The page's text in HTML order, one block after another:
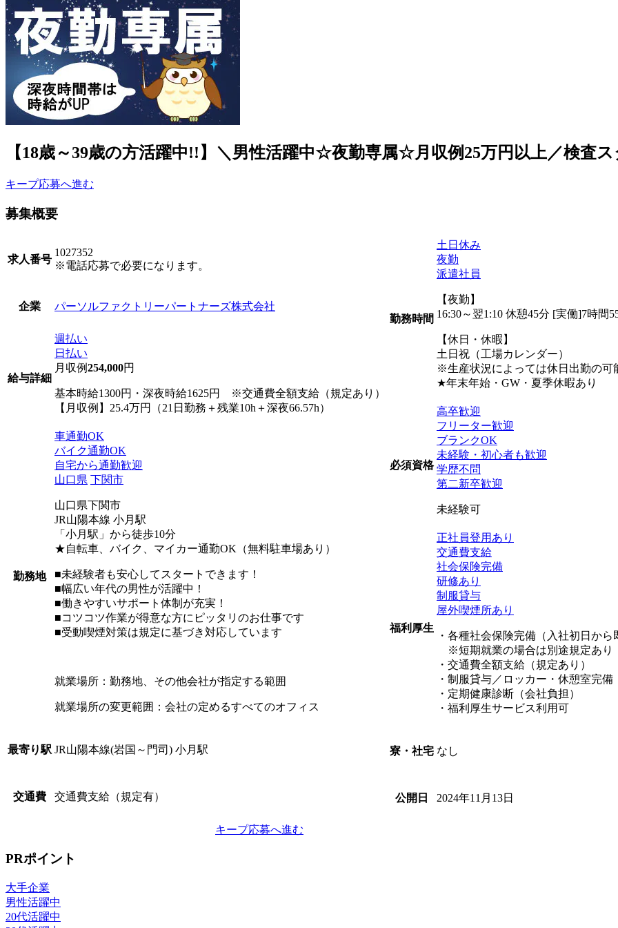
【18歳～39歳の方活躍中!!】＼男性活躍中☆夜勤専属☆月収例25万円以上／検査ス
キープ応募へ進む
募集概要
求人番号
1027352
※電話応募で必要になります。
企業 パーソルファクトリーパートナーズ株式会社
給与詳細
週払い
日払い
月収例254,000円
基本時給1300円・深夜時給1625円 ※交通費全額支給（規定あり）
【月収例】25.4万円（21日勤務＋残業10h＋深夜66.57h）
勤務地
車通勤OK
バイク通勤OK
自宅から通勤歓迎
山口県 下関市
山口県下関市
JR山陽本線 小月駅
「小月駅」から徒歩10分
★自転車、バイク、マイカー通勤OK（無料駐車場あり）
■未経験者も安心してスタートできます！
■幅広い年代の男性が活躍中！
■働きやすいサポート体制が充実！
■コツコツ作業が得意な方にピッタリのお仕事です
■受動喫煙対策は規定に基づき対応しています
就業場所：勤務地、その他会社が指定する範囲
就業場所の変更範囲：会社の定めるすべてのオフィス
最寄り駅 JR山陽本線(岩国～門司) 小月駅
交通費 交通費支給（規定有）
勤務時間
土日休み
夜勤
派遣社員
【夜勤】
16:30～翌1:10 休憩45分 [実働]7時間
【休日・休暇】
土日祝（工場カレンダー）
※生産状況によっては休日出勤の可
★年末年始・GW・夏季休暇あり
必須資格
高卒歓迎
フリーター歓迎
ブランクOK
未経験・初心者も歓迎
学歴不問
第二新卒歓迎
未経験可
福利厚生
正社員登用あり
交通費支給
社会保険完備
研修あり
制服貸与
屋外喫煙所あり
・各種社会保険完備（入社初日から
※短期就業の場合は別途規定あり
・交通費全額支給（規定あり）
・制服貸与／ロッカー・休憩室完備
・定期健康診断（会社負担）
・福利厚生サービス利用可
寮・社宅 なし
公開日 2024年11月13日
キープ応募へ進む
PRポイント
大手企業
男性活躍中
20代活躍中